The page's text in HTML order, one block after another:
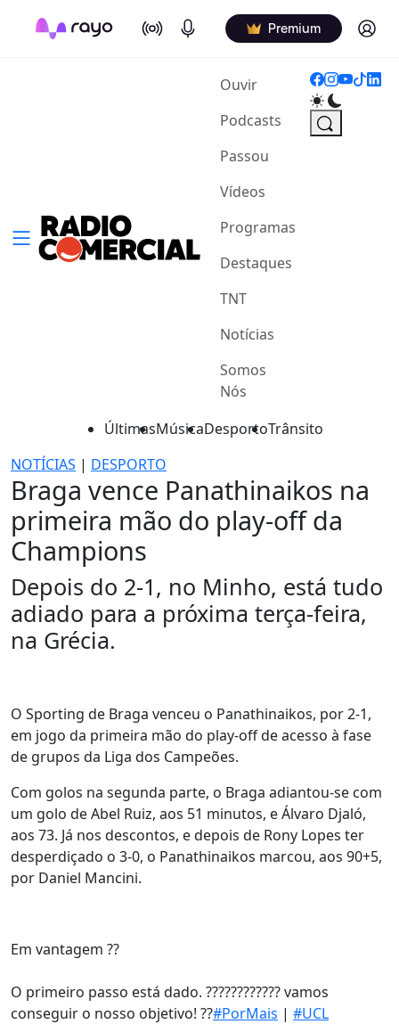
On Air Podcasts Premium Log in
Ouvir(current)
Podcasts
Passou
Vídeos
Programas
Destaques
TNT
Notícias
Somos
Nós
ÚltimasMúsicaDesportoTrânsito
NOTÍCIAS | DESPORTO
Braga vence Panathinaikos na
primeira mão do play-off da
Champions
Depois do 2-1, no Minho, está tudo
adiado para a próxima terça-feira,
na Grécia.
O Sporting de Braga venceu o Panathinaikos, por 2-1,
em jogo da primeira mão do play-off de acesso à fase
de grupos da Liga dos Campeões.
Com golos na segunda parte, o Braga adiantou-se com
um golo de Abel Ruiz, aos 51 minutos, e Álvaro Djaló,
aos 73. Já nos descontos, e depois de Rony Lopes ter
desperdiçado o 3-0, o Panathinaikos marcou, aos 90+5,
por Daniel Mancini.
Em vantagem ??
O primeiro passo está dado. ???????????? vamos
conseguir o nosso objetivo! ??#PorMais | #UCL